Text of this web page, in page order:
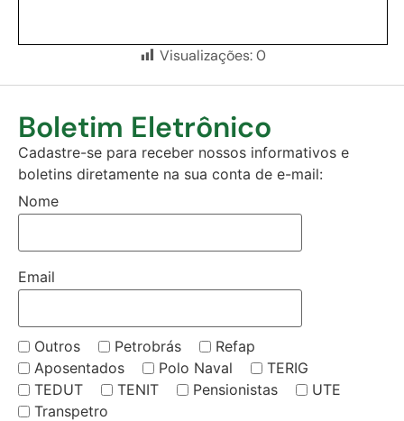
Visualizações:0
Boletim Eletrônico
Cadastre-se para receber nossos informativos e
boletins diretamente na sua conta de e-mail:
Nome
Email
Outros Petrobrás
Refap
Aposentados
Polo Naval
TERIG
TEDUT
TENIT Pensionistas
UTE
Transpetro